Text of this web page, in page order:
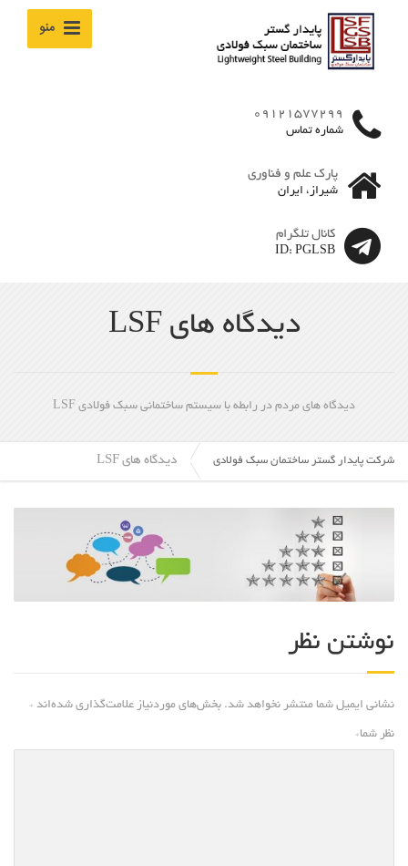
منو
09121577299
شماره تماس
پارک علم و فناوری
شیراز، ایران
کانال تلگرام
ID: PGLSB
دیدگاه های LSF
دیدگاه های مردم در رابطه با سیستم ساختمانی سبک فولادی LSF
شرکت پایدار گستر ساختمان سبک فولادی دیدگاه های LSF
نوشتن نظر
نشانی ایمیل شما منتشر نخواهد شد. بخش‌های موردنیاز علامت‌گذاری شده‌اند *
نظر شما*